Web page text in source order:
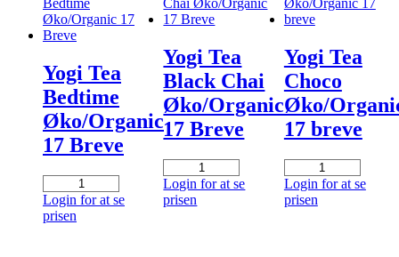
Yogi Tea
Bedtime
Øko/Organic
17 Breve
Tea
Bedtime
Login for at se
prisen
Yogi Tea
Black Chai
Øko/Organic
17 Breve
Tea
Black
Login for at se
prisen
Yogi Tea
Choco
Øko/
17 breve
Tea
Choco
Login for at se
prisen